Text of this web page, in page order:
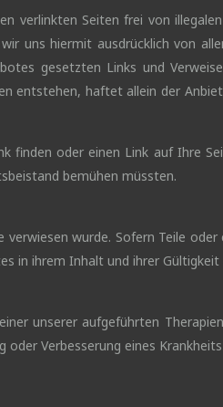
verlinkten Seiten frei von
uns hiermit ausdrücklich von
gesetzten Links und
haftet allein der
finden oder einen Link auf Ihre
bemühen müssten.
wurde. Sofern Teile
in ihrem Inhalt und ihrer
unserer aufgeführten
Verbesserung eines